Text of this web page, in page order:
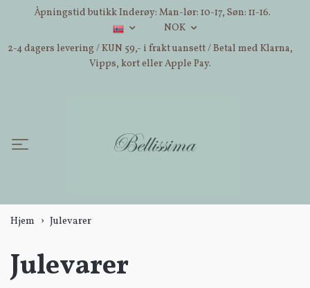
Åpningstid butikk Inderøy: Man-lør: 10-17, Søn: 11-16.
NOK
2-4 dagers levering / KUN 59,- i frakt uansett / Betal med Klarna,
Vipps, kort eller Apple Pay.
Hjem Julevarer
Julevarer